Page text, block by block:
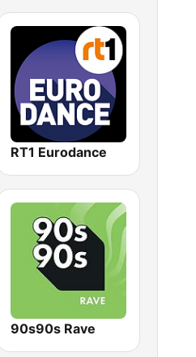
RT1 Eurodance
90s90s Rave